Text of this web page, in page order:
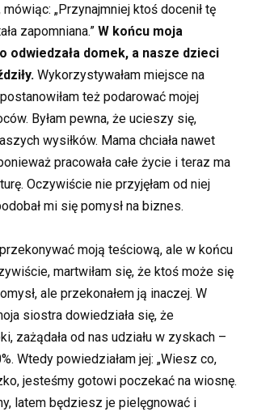
„Przynajmniej ktoś docenił tę
zapomniana.” W końcu moja
odwiedzała domek, a nasze dzieci
Wykorzystywałam miejsce na
też podarować mojej
Byłam pewna, że ucieszy się,
wysiłków. Mama chciała nawet
pracowała całe życie i teraz ma
Oczywiście nie przyjęłam od niej
mi się pomysł na biznes.
moją teściową, ale w końcu
martwiłam się, że ktoś może się
ale przekonałem ją inaczej. W
siostra dowiedziała się, że
zażądała od nas udziału w zyskach –
Wtedy powiedziałam jej: „Wiesz co,
jesteśmy gotowi poczekać na wiosnę.
latem będziesz je pielęgnować i